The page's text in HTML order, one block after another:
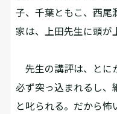
子、千葉ともこ、西尾
家は、上田先生に頭が
先生の講評は、とに
必ず突っ込まれるし、
と叱られる。だから怖